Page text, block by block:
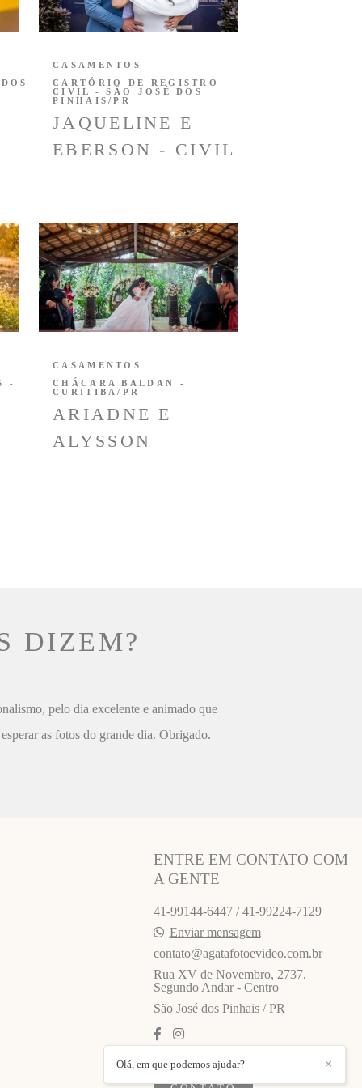
JAQUELINE E
EBERSON - CIVIL
CASAMENTOS
CARTÓRIO DE REGISTRO
CIVIL - SÃO JOSÉ DOS
PINHAIS/PR
-
ARIADNE E
ALYSSON
CASAMENTOS
CHÁCARA BALDAN -
CURITIBA/PR
DIZEM?
pelo dia excelente e animado que
as fotos do grande dia. Obrigado.
ENTRE EM CONTATO COM
A GENTE
41-99144-6447 / 41-99224-7129
Enviar mensagem
contato@agatafotoevideo.com.br
Rua XV de Novembro, 2737,
Segundo Andar - Centro
São José dos Pinhais / PR
✕
Olá, em que podemos ajudar?